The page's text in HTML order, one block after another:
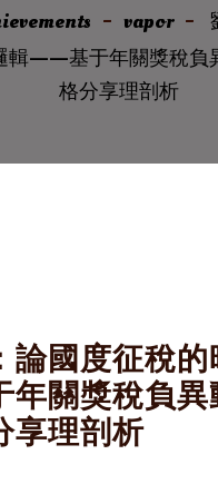
vapor
輯——基于年關獎稅負
格分享理剖析
論國度征稅
關獎稅負異
享理剖析